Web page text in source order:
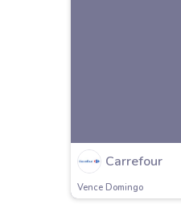
Carrefour
Vence Domingo